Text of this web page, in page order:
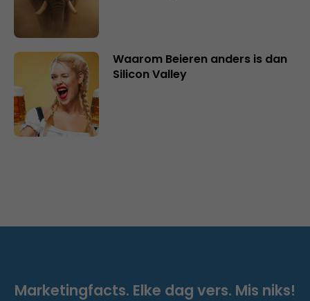
Waarom Beieren anders is dan
Silicon Valley
Marketingfacts. Elke dag vers. Mis niks!